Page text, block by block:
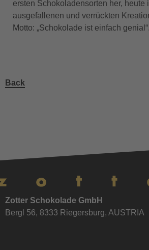
ersten Schokoladensorten her, heute
ausgefallenen und verrückten
Motto: „Schokolade ist einfach genial“.
Back
Zotter Schokolade GmbH
Bergl 56, 8333 Riegersburg, AUSTRIA